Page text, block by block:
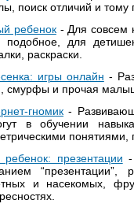
поиск отличий и
ребенок- Для совсем
подобное, для
раскраски.
игры онлайн -
смурфы и прочая
гномик -
в обучении
понятиями,
ребенок: презентации
и насекомых,